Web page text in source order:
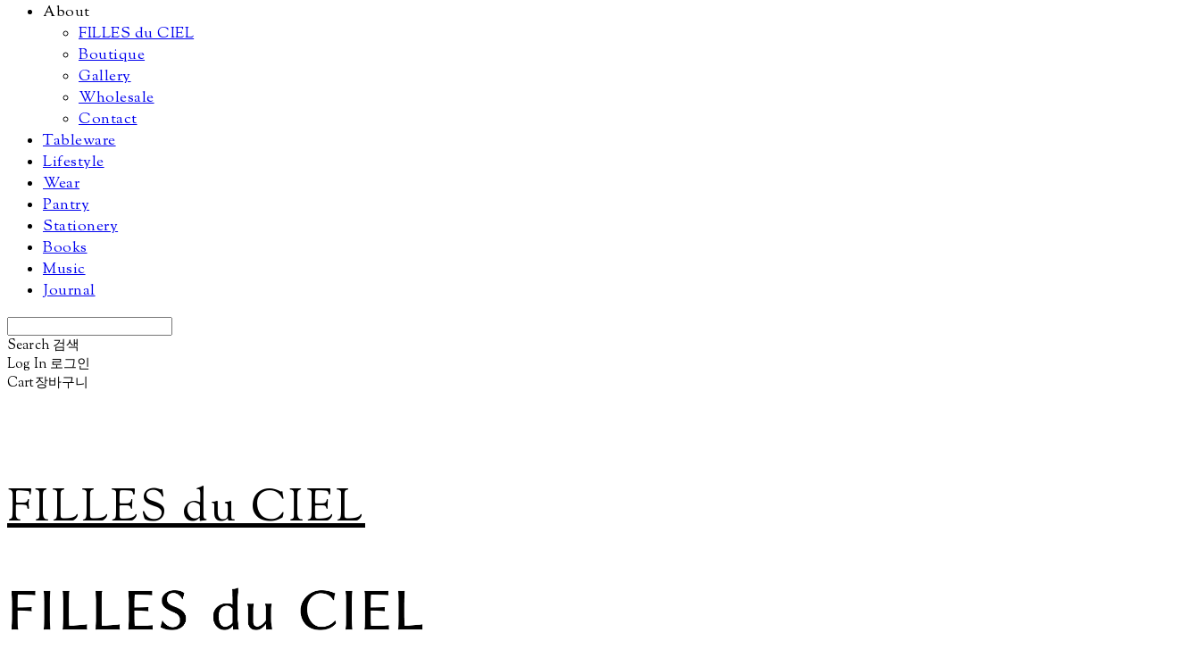
About
FILLES du CIEL
Boutique
Gallery
Wholesale
Contact
Tableware
Lifestyle
Wear
Pantry
Stationery
Books
Music
Journal
Search 검색
Log In 로그인
Cart장바구니
FILLES du CIEL